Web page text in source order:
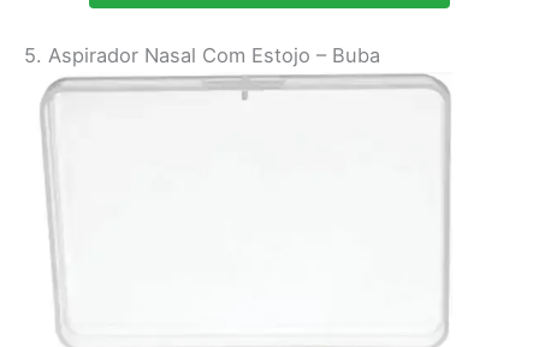
5. Aspirador Nasal Com Estojo – Buba